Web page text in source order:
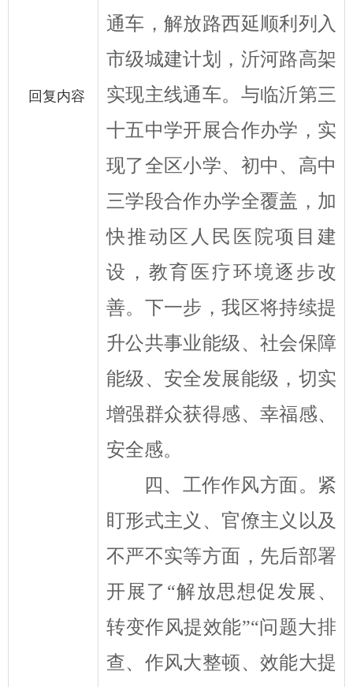
回复内容
通车，解放路西延顺利列入
市级城建计划，沂河路高架
实现主线通车。与临沂第三
十五中学开展合作办学，实
现了全区小学、初中、高中
三学段合作办学全覆盖，加
快推动区人民医院项目建
设，教育医疗环境逐步改
善。下一步，我区将持续提
升公共事业能级、社会保障
能级、安全发展能级，切实
增强群众获得感、幸福感、
安全感。
四、工作作风方面。 紧
盯形式主义、官僚主义以及
不严不实等方面，先后部署
开展了 “解放思想促发展、
转变作风提效能”“问题大排
查、作风大整顿、效能大提